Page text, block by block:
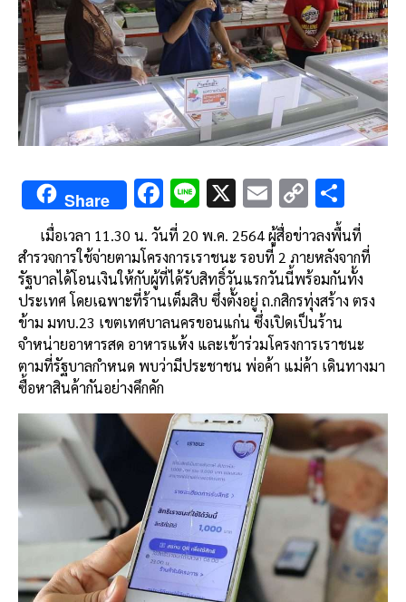
Share F
ac
e
b
o
o
k
Li
e
X E
m
ai
l
C
py
Li
n
k
h
ar
e
เมื่อเวลา 11.30 น. วันที่ 20 พ.ค. 2564 ผู้สื่อข่าวลงพื้นที่
สำรวจการใช้จ่ายตามโครงการเราชนะ รอบที่ 2 ภายหลังจากที่
รัฐบาลได้โอนเงินให้กับผู้ที่ได้รับสิทธิ์วันแรกวันนี้พร้อมกันทั้ง
ประเทศ โดยเฉพาะที่ร้านเต็มสิบ ซึ่งตั้งอยู่ ถ.กสิกรทุ่งสร้าง ตรง
ข้าม มทบ.23 เขตเทศบาลนครขอนแก่น ซึ่งเปิดเป็นร้าน
จำหน่ายอาหารสด อาหารแห้ง และเข้าร่วมโครงการเราชนะ
ตามที่รัฐบาลกำหนด พบว่ามีประชาชน พ่อค้า แม่ค้า เดินทางมา
ซื้อหาสินค้ากันอย่างคึกคัก